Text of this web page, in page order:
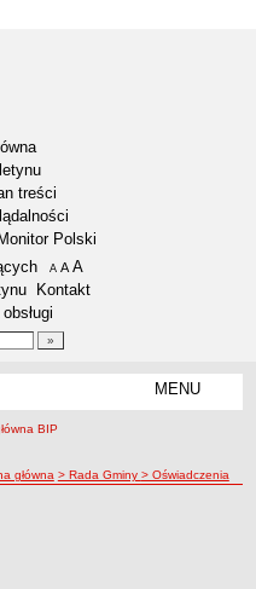
treści
Monitor Polski
A pomniejsz czcionkę
A standardowy rozmiar czcionki
A
Kontakt
MENU
nawigacji
główna > Rada Gminy > Oświadczenia